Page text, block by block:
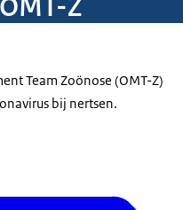
Team Zoönose (OMT-Z)
bij nertsen.